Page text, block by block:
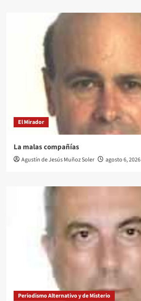
El Mirador
La malas compañías
Agustín de Jesús Muñoz Soler agosto 6, 2026
Periodismo Alternativo y de Misterio